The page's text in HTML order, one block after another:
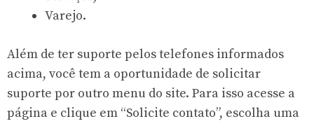
Varejo.
Além de ter suporte pelos telefones informados
acima, você tem a oportunidade de solicitar
suporte por outro menu do site. Para isso acesse a
página e clique em “Solicite contato”, escolha uma